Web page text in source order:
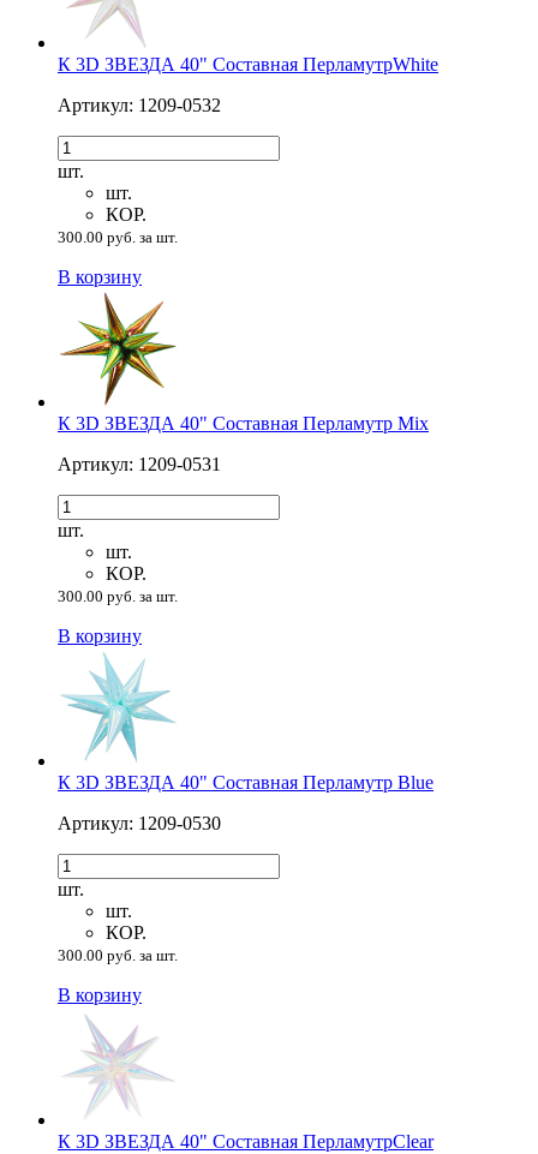
К 3D ЗВЕЗДА 40" Составная ПерламутрWhite
Артикул: 1209-0532
шт.
шт.
КОР.
300.00 руб. за шт.
В корзину
К 3D ЗВЕЗДА 40" Составная Перламутр Mix
Артикул: 1209-0531
шт.
шт.
КОР.
300.00 руб. за шт.
В корзину
К 3D ЗВЕЗДА 40" Составная Перламутр Blue
Артикул: 1209-0530
шт.
шт.
КОР.
300.00 руб. за шт.
В корзину
К 3D ЗВЕЗДА 40" Составная ПерламутрClear